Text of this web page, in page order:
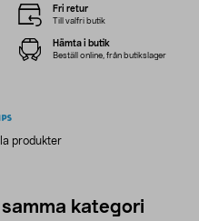
produkter
Fri retur
Till valfri butik
Hämta i butik
Beställ online, från butikslager
kategori